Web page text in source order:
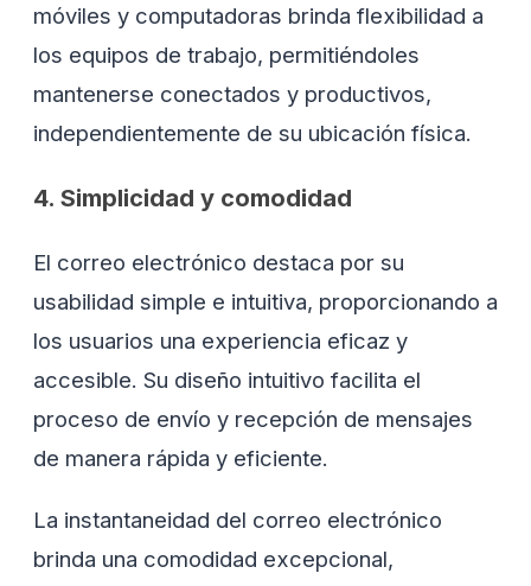
móviles y computadoras brinda flexibilidad a
los equipos de trabajo, permitiéndoles
mantenerse conectados y productivos,
independientemente de su ubicación física.
4. Simplicidad y comodidad
El correo electrónico destaca por su
usabilidad simple e intuitiva, proporcionando a
los usuarios una experiencia eficaz y
accesible. Su diseño intuitivo facilita el
proceso de envío y recepción de mensajes
de manera rápida y eficiente.
La instantaneidad del correo electrónico
brinda una comodidad excepcional,